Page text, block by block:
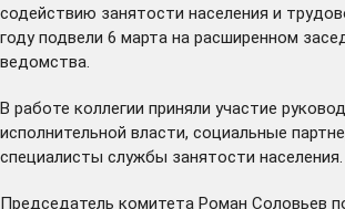
содействию занятости населения и
году подвели 6 марта на расширенном
ведомства.
В работе коллегии приняли участие
исполнительной власти, социальные
специалисты службы занятости населения.
Председатель комитета Роман Соловьев